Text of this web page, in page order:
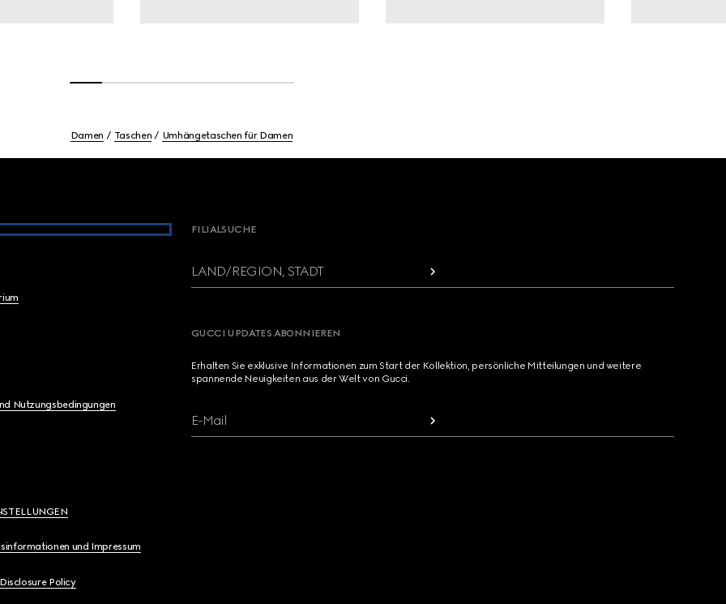
Damen Taschen Umhängetaschen für Damen
Nutzungsbedingungen
und Impressum
Policy
FILIALSUCHE
LAND/REGION, STADT
GUCCI UPDATES ABONNIEREN
Erhalten Sie exklusive Informationen zum Start der Kollektion, persönliche Mitteilungen und weitere
spannende Neuigkeiten aus der Welt von Gucci.
E-Mail